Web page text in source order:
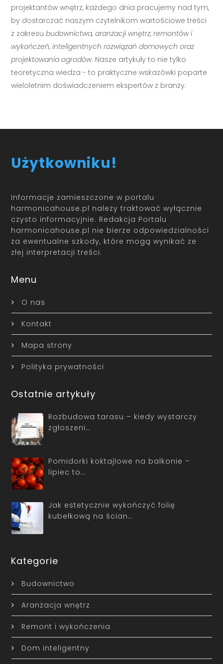
projektantów wnętrz, każdego dnia pracujemy nad tym,
by dostarczać naszym czytelnikom wartościowe treści
z zakresubudownictwa, aranżacji wnętrz, remontów i
wykończeń, inteligentnych rozwiązań domowych oraz
projektowania ogrodów. Nasze artykuły to nie tylko
teoretyczna wiedza - to praktyczne wskazówki poparte
wieloletnim doświadczeniem ekspertów z branży.
Użytkowniku!
Informacje zamieszczone w portalu
harmonicahouse.pl należy traktować wyłącznie
czysto informacyjnie. Redakcja Portalu
harmonicahouse.pl nie bierze odpowiedzialności
za ewentualne szkody, które mogą wynikać ze
złej interpretacji treści.
Menu
O nas
Kontakt
Mapa strony
Polityka prywatności
Ostatnie artykuły
Rozbudowa tarasu – kiedy wystarczy
zgłoszeni…
Pomidorki koktajlowe na balkonie –
lipiec to…
Jak estetycznie wykończyć folię
kubełkową na ścian…
Kategorie
Budownictwo
Aranżacja wnętrz
Remont i wykończenia
Dom inteligentny